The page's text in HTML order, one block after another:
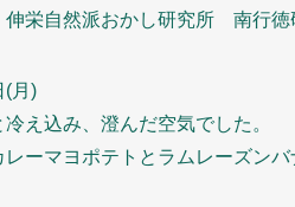
伸栄自然派おかし研究所 南行徳
(月)
え込み、澄んだ空気でした。
レーマヨポテトとラムレーズン